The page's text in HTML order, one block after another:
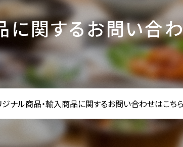
に関するお問い合
ナル商品・輸入商品に関するお問い合わせはこち